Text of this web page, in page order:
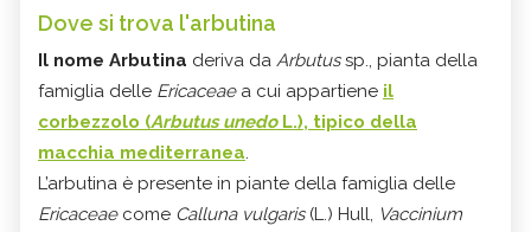
Dove si trova l'arbutina
Il nome Arbutina deriva da Arbutussp., pianta della
famiglia delle Ericaceaea cui appartiene il
corbezzolo (Arbutus unedoL.), tipico della
macchia mediterranea
L’arbutina è presente in piante della famiglia delle
Ericaceaecome Calluna vulgaris(L.) Hull,
Vaccinium